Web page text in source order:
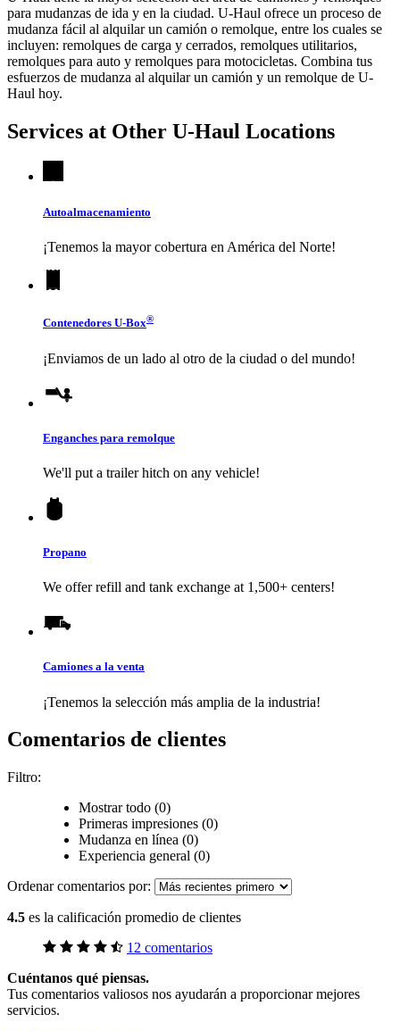
para mudanzas de ida y en la ciudad. U-Haul ofrece un proceso de
mudanza fácil al alquilar un camión o remolque, entre los cuales se
incluyen: remolques de carga y cerrados, remolques utilitarios,
remolques para auto y remolques para motocicletas. Combina tus
esfuerzos de mudanza al alquilar un camión y un remolque de U-
Haul hoy.
Services at Other U-Haul Locations
Autoalmacenamiento
¡Tenemos la mayor cobertura en América del Norte!
Contenedores U-Box®
¡Enviamos de un lado al otro de la ciudad o del mundo!
Enganches para remolque
We'll put a trailer hitch on any vehicle!
Propano
We offer refill and tank exchange at 1,500+ centers!
Camiones a la venta
¡Tenemos la selección más amplia de la industria!
Comentarios de clientes
Filtro:
Mostrar todo (0)
Primeras impresiones (0)
Mudanza en línea (0)
Experiencia general (0)
Ordenar comentarios por:
4.5 es la calificación promedio de clientes
12 comentarios
Cuéntanos qué piensas.
Tus comentarios valiosos nos ayudarán a proporcionar mejores
servicios.